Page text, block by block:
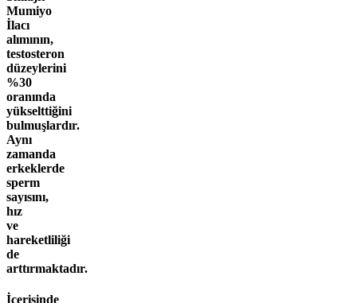
Mumiyo
İlacı
alımının,
testosteron
düzeylerini
%30
oranında
yükselttiğini
bulmuşlardır.
Aynı
zamanda
erkeklerde
sperm
sayısını,
hız
ve
hareketliliği
de
arttırmaktadır.
İçerisinde